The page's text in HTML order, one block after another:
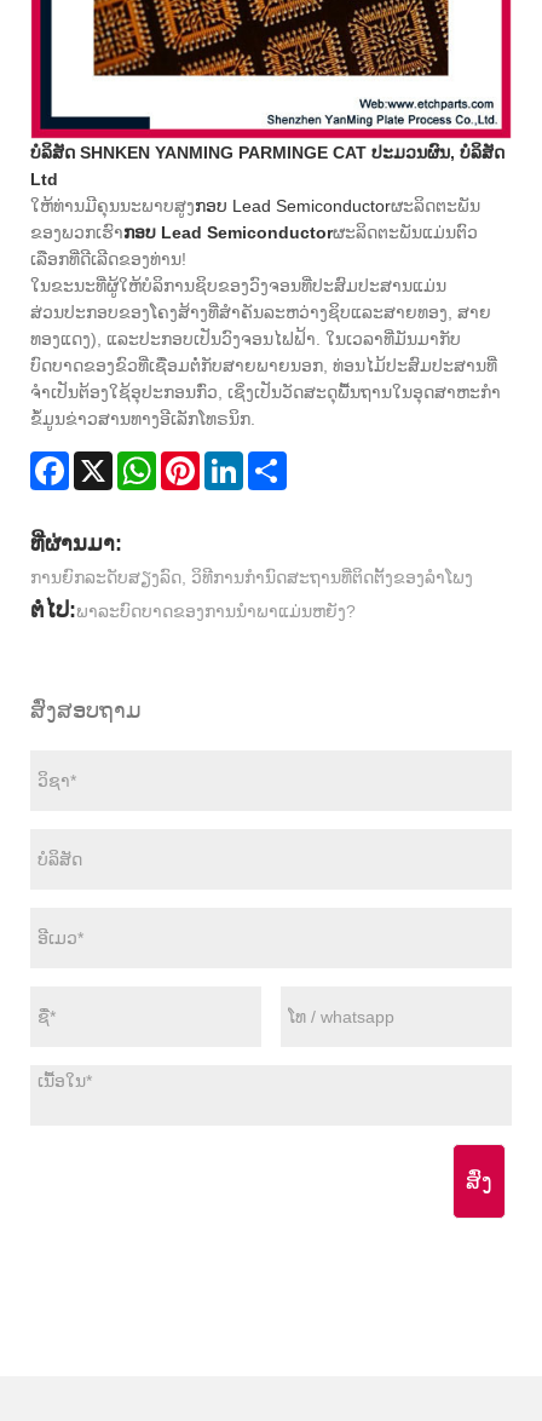
ບໍລິສັດ SHNKEN YANMING PARMINGE CAT ປະມວນຜົນ, ບໍລິສັດ
Ltd
ໃຫ້ທ່ານມີຄຸນນະພາບສູງກອບ Lead Semiconductorຜະລິດຕະພັນ
ຂອງພວກເຮົາກອບ Lead Semiconductorຜະລິດຕະພັນແມ່ນຕົວ
ເລືອກທີ່ດີເລີດຂອງທ່ານ!
ໃນຂະນະທີ່ຜູ້ໃຫ້ບໍລິການຊິບຂອງວົງຈອນທີ່ປະສົມປະສານແມ່ນ
ສ່ວນປະກອບຂອງໂຄງສ້າງທີ່ສໍາຄັນລະຫວ່າງຊິບແລະສາຍທອງ, ສາຍ
ທອງແດງ), ແລະປະກອບເປັນວົງຈອນໄຟຟ້າ. ໃນເວລາທີ່ມັນມາກັບ
ບົດບາດຂອງຂົວທີ່ເຊື່ອມຕໍ່ກັບສາຍພາຍນອກ, ທ່ອນໄມ້ປະສົມປະສານທີ່
ຈໍາເປັນຕ້ອງໃຊ້ອຸປະກອນກົ່ວ, ເຊິ່ງເປັນວັດສະດຸພື້ນຖານໃນອຸດສາຫະກໍາ
ຂໍ້ມູນຂ່າວສານທາງອີເລັກໂທຣນິກ.
Facebook
X WhatsAppPinterestLinkedIn
ທີ່ຜ່ານມາ:
ການຍົກລະດັບສຽງລົດ, ວິທີການກໍານົດສະຖານທີ່ຕິດຕັ້ງຂອງລໍາໂພງ
ຕໍ່ໄປ:ພາລະບົດບາດຂອງການນໍາພາແມ່ນຫຍັງ?
ສົ່ງສອບຖາມ
ສົ່ງ